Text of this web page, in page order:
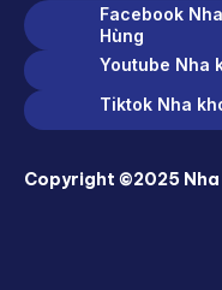
Facebook
Hùng
Youtube Nha
Tiktok Nha
Copyright ©2025 Nha